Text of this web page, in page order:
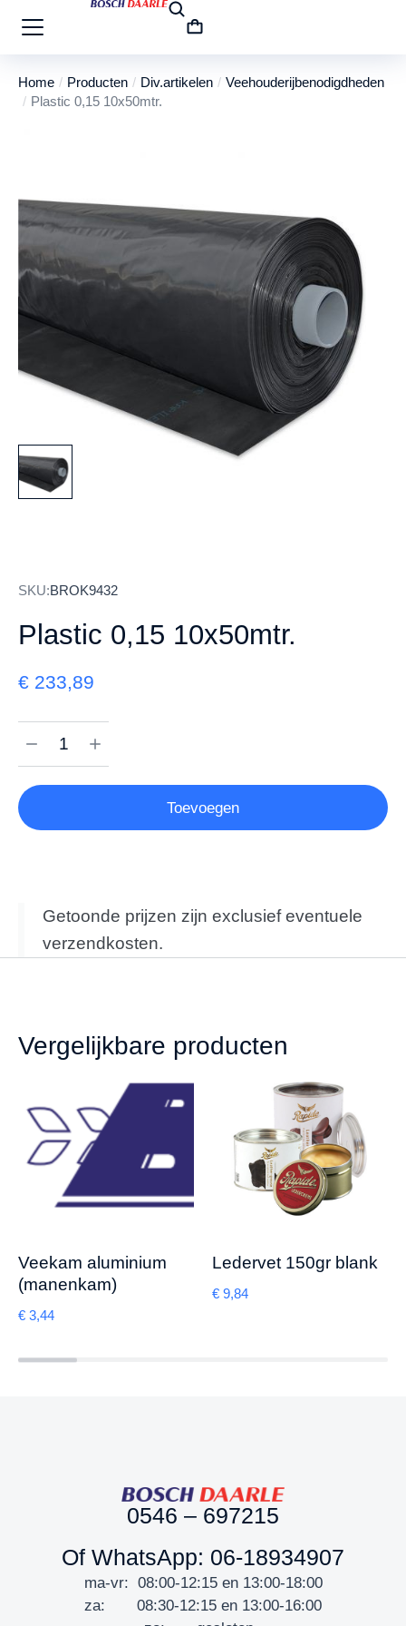
Je bent hier:
Home Producten Div.artikelen
Veehouderijbenodigdheden
Plastic 0,15 10x50mtr.
SKU:BROK9432
Plastic 0,15 10x50mtr.
€ 233,89
Toevoegen
Getoonde prijzen zijn exclusief eventuele
verzendkosten.
Vergelijkbare producten
Veekam aluminium
(manenkam)
€ 3,44
Ledervet 150gr blank
€ 9,84
0546 – 697215
Of WhatsApp: 06-18934907
ma-vr: 08:00-12:15 en 13:00-18:00
za: 08:30-12:15 en 13:00-16:00